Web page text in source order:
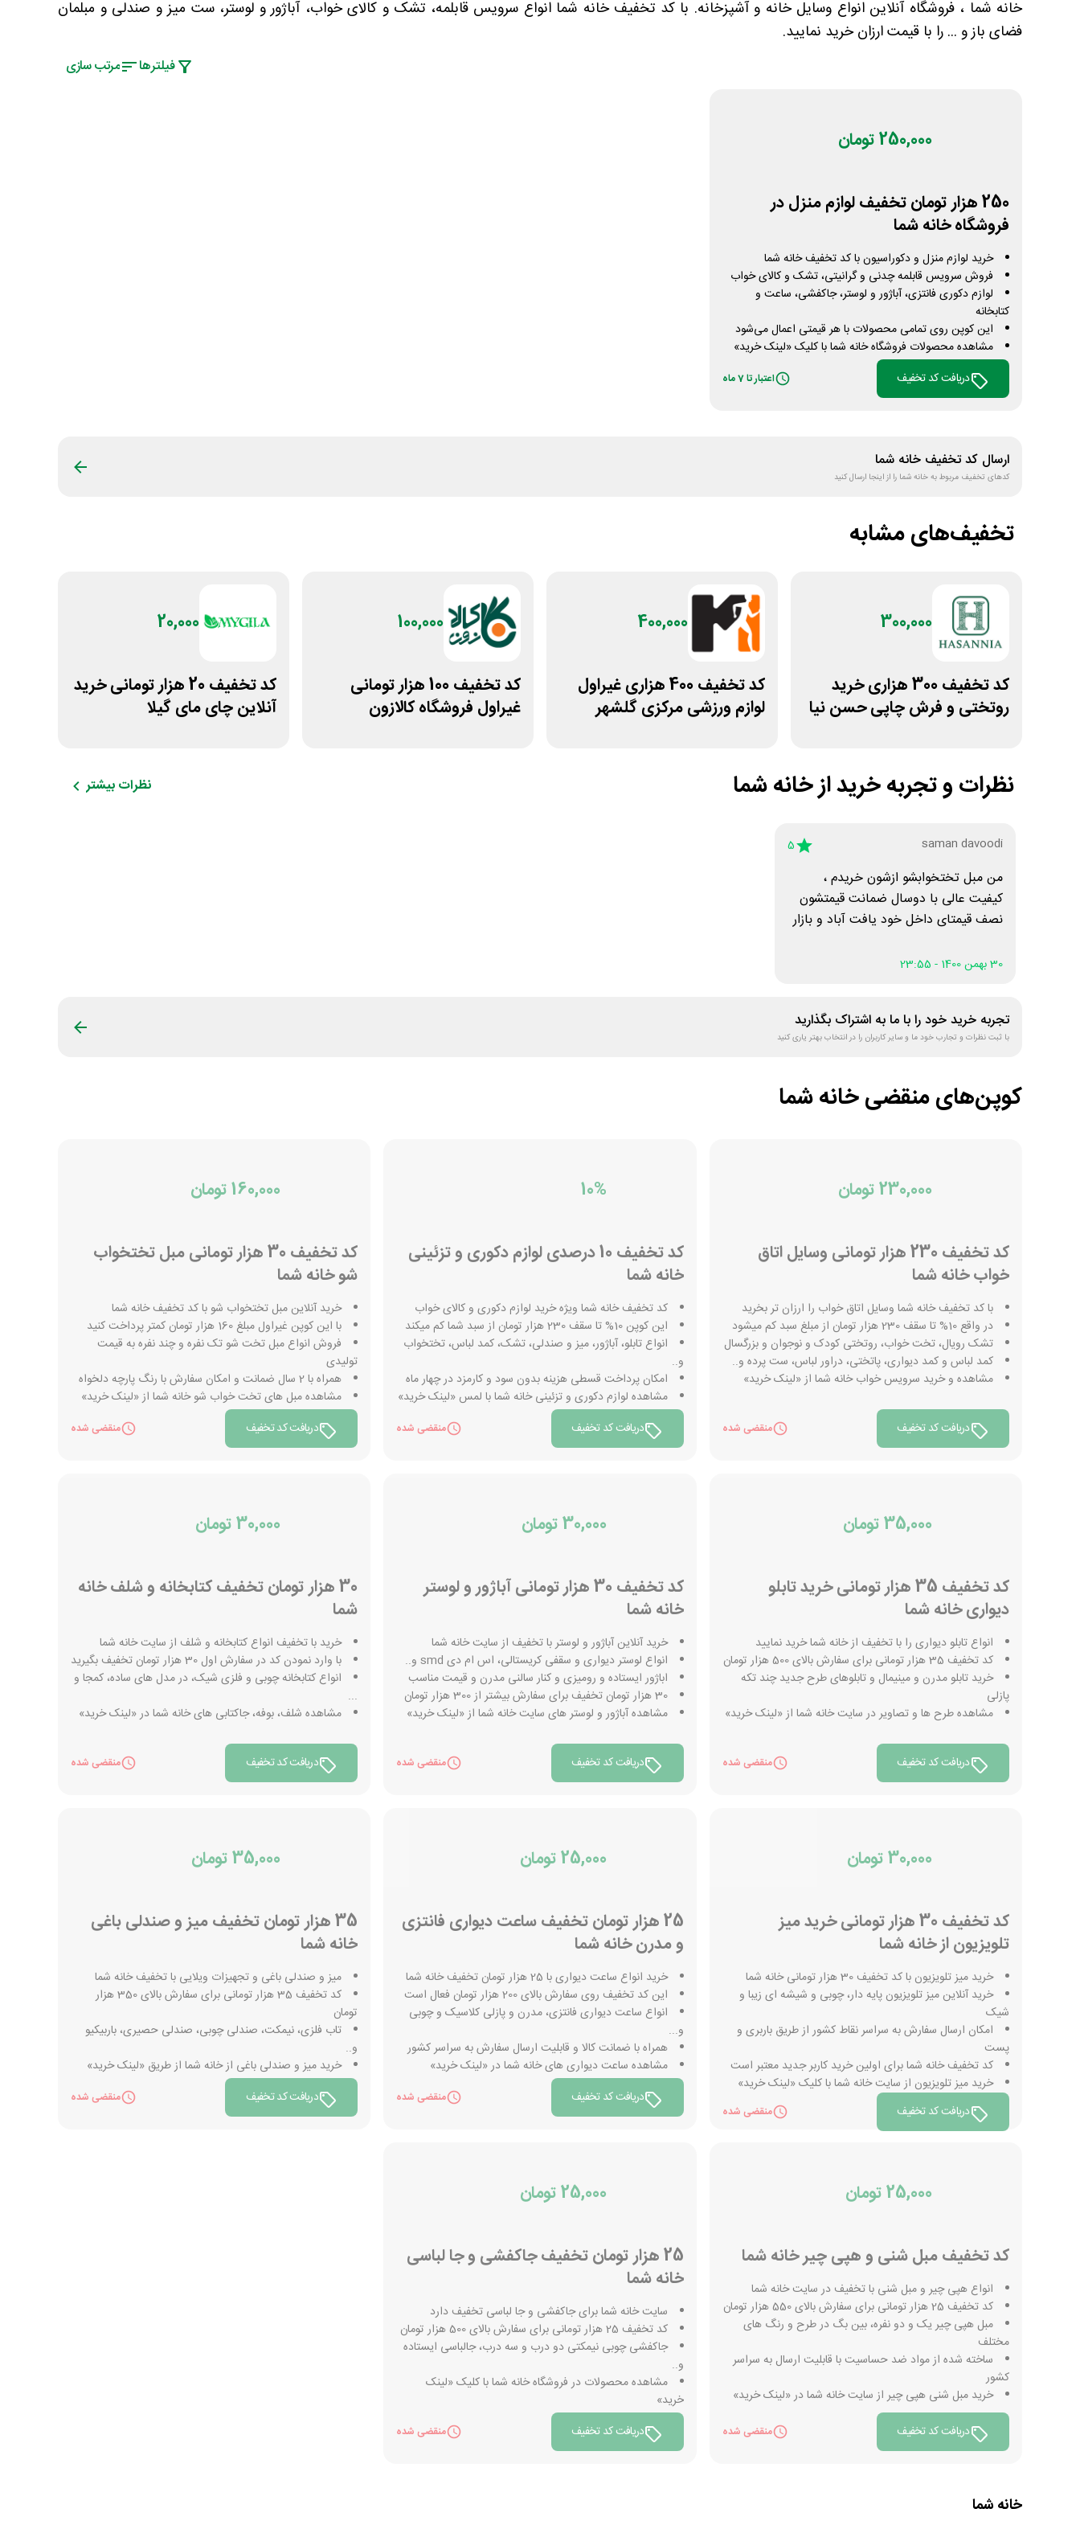
خانه شما ، فروشگاه آنلاین انواع وسایل خانه و آشپزخانه. با کد تخفیف خانه شما انواع سرویس قابلمه، تشک و کالای خواب، آباژور و لوستر، ست میز و صندلی و مبلمان
فضای باز و ... را با قیمت ارزان خرید نمایید.
فیلتر‌ها مرتب سازی
250,000 تومان
250 هزار تومان تخفیف لوازم منزل در
فروشگاه خانه شما
خرید لوازم منزل و دکوراسیون با کد تخفیف خانه شما
فروش سرویس قابلمه چدنی و گرانیتی، تشک و کالای خواب
لوازم دکوری فانتزی، آباژور و لوستر، جاکفشی، ساعت و
کتابخانه
این کوپن روی تمامی محصولات با هر قیمتی اعمال می‌شود
مشاهده محصولات فروشگاه خانه شما با کلیک «لینک خرید»
دریافت کد تخفیف
اعتبار تا 7 ماه
ارسال کد تخفیف خانه شما
کدهای تخفیف مربوط بهخانه شما را از اینجا ارسال کنید
تخفیف‌های مشابه
300,000
کد تخفیف 300 هزاری خرید
روتختی و فرش چاپی حسن نیا
400,000
کد تخفیف 400 هزاری غیراول
لوازم ورزشی مرکزی گلشهر
100,000
کد تخفیف 100 هزار تومانی
غیراول فروشگاه کالازون
20,000
کد تخفیف 20 هزار تومانی خرید
آنلاین چای مای گیلا
نظرات و تجربه خرید ازخانه شما نظرات بیشتر
saman davoodi
5
من مبل تختخوابشو ازشون خریدم ،
کیفیت عالی با دوسال ضمانت قیمتشون
نصف قیمتای داخل خود یافت آباد و بازار
بود
30 بهمن 1400 - 23:55
تجربه خرید خود را با ما به اشتراک بگذارید
با ثبت نظرات و تجارب خود ما و سایر کاربران را در انتخاب بهتر یاری کنید
کوپن‌های منقضیخانه شما
230,000 تومان
کد تخفیف 230 هزار تومانی وسایل اتاق
خواب خانه شما
با کد تخفیف خانه شما وسایل اتاق خواب را ارزان تر بخرید
در واقع 10% تا سقف 230 هزار تومان از مبلغ سبد کم میشود
تشک رویال، تخت خواب، روتختی کودک و نوجوان و بزرگسال
کمد لباس و کمد دیواری، پاتختی، دراور لباس، ست پرده و..
مشاهده و خرید سرویس خواب خانه شما از «لینک خرید»
دریافت کد تخفیف منقضی شده
10%
کد تخفیف 10 درصدی لوازم دکوری و تزئینی
خانه شما
کد تخفیف خانه شما ویژه خرید لوازم دکوری و کالای خواب
این کوپن 10% تا سقف 230 هزار تومان از سبد شما کم میکند
انواع تابلو، آباژور، میز و صندلی، تشک، کمد لباس، تختخواب
و..
امکان پرداخت قسطی هزینه بدون سود و کارمزد در چهار ماه
مشاهده لوازم دکوری و تزئینی خانه شما با لمس «لینک خرید»
دریافت کد تخفیف
منقضی شده
160,000 تومان
کد تخفیف 30 هزار تومانی مبل تختخواب
شو خانه شما
خرید آنلاین مبل تختخواب شو با کد تخفیف خانه شما
با این کوپن غیراول مبلغ 160 هزار تومان کمتر پرداخت کنید
فروش انواع مبل تخت شو تک نفره و چند نفره به قیمت
تولیدی
همراه با 2 سال ضمانت و امکان سفارش با رنگ پارچه دلخواه
مشاهده مبل های تخت خواب شو خانه شما از «لینک خرید»
دریافت کد تخفیف
منقضی شده
35,000 تومان
کد تخفیف 35 هزار تومانی خرید تابلو
دیواری خانه شما
انواع تابلو دیواری را با تخفیف از خانه شما خرید نمایید
کد تخفیف 35 هزار تومانی برای سفارش بالای 500 هزار تومان
خرید تابلو مدرن و مینیمال و تابلوهای طرح جدید چند تکه
پازلی
مشاهده طرح ها و تصاویر در سایت خانه شما از «لینک خرید»
دریافت کد تخفیف منقضی شده
30,000 تومان
کد تخفیف 30 هزار تومانی آباژور و لوستر
خانه شما
خرید آنلاین آباژور و لوستر با تخفیف از سایت خانه شما
انواع لوستر دیواری و سقفی کریستالی، اس ام دی smd و..
اباژور ایستاده و رومیزی و کنار سالنی مدرن و قیمت مناسب
30 هزار تومان تخفیف برای سفارش بیشتر از 300 هزار تومان
مشاهده آباژور و لوستر های سایت خانه شما از «لینک خرید»
دریافت کد تخفیف منقضی شده
30,000 تومان
30 هزار تومان تخفیف کتابخانه و شلف خانه
شما
خرید با تخفیف انواع کتابخانه و شلف از سایت خانه شما
با وارد نمودن کد در سفارش اول 30 هزار تومان تخفیف بگیرید
انواع کتابخانه چوبی و فلزی شیک، در مدل های ساده، کمجا و
...
مشاهده شلف، بوفه، جاکتابی های خانه شما در «لینک خرید»
دریافت کد تخفیف منقضی شده
30,000 تومان
کد تخفیف 30 هزار تومانی خرید میز
تلویزیون از خانه شما
خرید میز تلویزیون با کد تخفیف 30 هزار تومانی خانه شما
خرید آنلاین میز تلویزیون پایه دار، چوبی و شیشه ای زیبا و
شیک
امکان ارسال سفارش به سراسر نقاط کشور از طریق باربری و
پست
کد تخفیف خانه شما برای اولین خرید کاربر جدید معتبر است
خرید میز تلویزیون از سایت خانه شما با کلیک «لینک خرید»
دریافت کد تخفیف
منقضی شده
25,000 تومان
25 هزار تومان تخفیف ساعت دیواری فانتزی
و مدرن خانه شما
خرید انواع ساعت دیواری با 25 هزار تومان تخفیف خانه شما
این کد تخفیف روی سفارش بالای 200 هزار تومان فعال است
انواع ساعت دیواری فانتزی، مدرن و پازلی کلاسیک و چوبی
و...
همراه با ضمانت کالا و قابلیت ارسال سفارش به سراسر کشور
مشاهده ساعت دیواری های خانه شما در «لینک خرید»
دریافت کد تخفیف
منقضی شده
35,000 تومان
35 هزار تومان تخفیف میز و صندلی باغی
خانه شما
میز و صندلی باغی و تجهیزات ویلایی با تخفیف خانه شما
کد تخفیف 35 هزار تومانی برای سفارش بالای 350 هزار
تومان
تاب فلزی، نیمکت، صندلی چوبی، صندلی حصیری، باربیکیو
و..
خرید میز و صندلی باغی از خانه شما از طریق «لینک خرید»
دریافت کد تخفیف
منقضی شده
25,000 تومان
کد تخفیف مبل شنی و هپی چیر خانه شما
انواع هپی چیر و مبل شنی با تخفیف در سایت خانه شما
کد تخفیف 25 هزار تومانی برای سفارش بالای 550 هزار تومان
مبل هپی چیر یک و دو نفره، بین بگ در طرح و رنگ های
مختلف
ساخته شده از مواد ضد حساسیت با قابلیت ارسال به سراسر
کشور
خرید مبل شنی هپی چیر از سایت خانه شما در «لینک خرید»
دریافت کد تخفیف
منقضی شده
25,000 تومان
25 هزار تومان تخفیف جاکفشی و جا لباسی
خانه شما
سایت خانه شما برای جاکفشی و جا لباسی تخفیف دارد
کد تخفیف 25 هزار تومانی برای سفارش بالای 500 هزار تومان
جاکفشی چوبی نیمکتی دو درب و سه درب، جالباسی ایستاده
و..
مشاهده محصولات در فروشگاه خانه شما با کلیک «لینک
خرید»
دریافت کد تخفیف
منقضی شده
خانه شما